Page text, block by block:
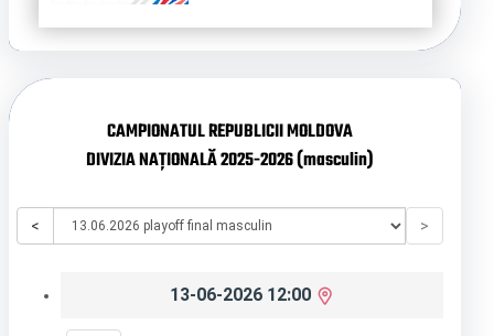
CAMPIONATUL REPUBLICII MOLDOVA
DIVIZIA NAȚIONALĂ 2025-2026 (masculin)
< >
13-06-2026 12:00